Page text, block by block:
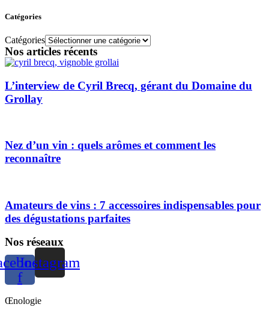
Catégories
Catégories
Nos articles récents
L’interview de Cyril Brecq, gérant du Domaine du
Grollay
Nez d’un vin : quels arômes et comment les
reconnaître
Amateurs de vins : 7 accessoires indispensables pour
des dégustations parfaites
Nos réseaux
f
Instagram
Œnologie